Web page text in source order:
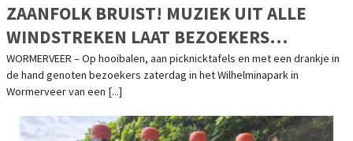
ZAANFOLK BRUIST! MUZIEK UIT ALLE
WINDSTREKEN LAAT BEZOEKERS
GENIETEN
WORMERVEER – Op hooibalen, aan picknicktafels en met een drankje in
de hand genoten bezoekers zaterdag in het Wilhelminapark in
Wormerveer van een [...]